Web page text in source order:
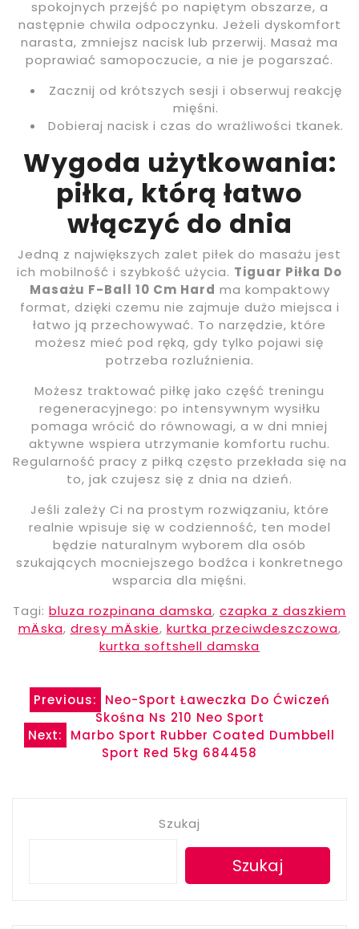
spokojnych przejść po napiętym obszarze, a
następnie chwila odpoczynku. Jeżeli dyskomfort
narasta, zmniejsz nacisk lub przerwij. Masaż ma
poprawiać samopoczucie, a nie je pogarszać.
Zacznij od krótszych sesji i obserwuj reakcję
mięśni.
Dobieraj nacisk i czas do wrażliwości tkanek.
Wygoda użytkowania:
piłka, którą łatwo
włączyć do dnia
Jedną z największych zalet piłek do masażu jest
ich mobilność i szybkość użycia. Tiguar Piłka Do
Masażu F-Ball 10 Cm Hard ma kompaktowy
format, dzięki czemu nie zajmuje dużo miejsca i
łatwo ją przechowywać. To narzędzie, które
możesz mieć pod ręką, gdy tylko pojawi się
potrzeba rozluźnienia.
Możesz traktować piłkę jako część treningu
regeneracyjnego: po intensywnym wysiłku
pomaga wrócić do równowagi, a w dni mniej
aktywne wspiera utrzymanie komfortu ruchu.
Regularność pracy z piłką często przekłada się na
to, jak czujesz się z dnia na dzień.
Jeśli zależy Ci na prostym rozwiązaniu, które
realnie wpisuje się w codzienność, ten model
będzie naturalnym wyborem dla osób
szukających mocniejszego bodźca i konkretnego
wsparcia dla mięśni.
Tagi: bluza rozpinana damska, czapka z daszkiem
mÄska, dresy mÄskie, kurtka przeciwdeszczowa,
kurtka softshell damska
Nawigacja
wpisu
Previous:
Neo-Sport Ławeczka Do Ćwiczeń
Skośna Ns 210 Neo Sport
Next:
Marbo Sport Rubber Coated Dumbbell
Sport Red 5kg 684458
Szukaj
Szukaj